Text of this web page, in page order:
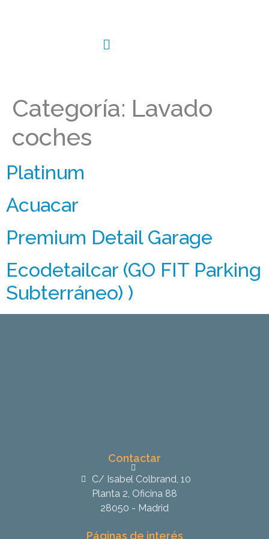
Categoría: Lavado
coches
Platinum
Acuacar
Premium Detail Garage
Ecodetailcar (GO FIT Parking
Subterráneo) )
Contactar
C/ Isabel Colbrand, 10
Planta 2, Oficina 88
28050 - Madrid
Páginas de interés